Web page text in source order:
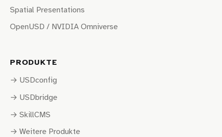
Spatial Presentations
OpenUSD / NVIDIA Omniverse
PRODUKTE
→ USDconfig
→ USDbridge
→ SkillCMS
→ Weitere Produkte